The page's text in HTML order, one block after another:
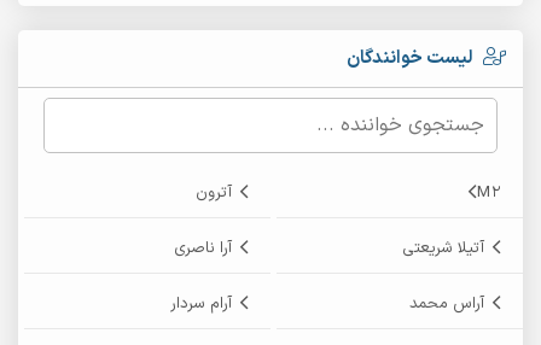
لیست خوانندگان
M2 آترون
آتیلا شریعتی آرا ناصری
آراس محمد آرام سردار